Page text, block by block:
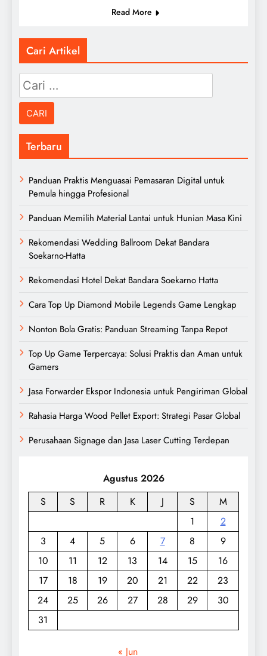
Read More
Cari Artikel
Cari
untuk:
Terbaru
Panduan Praktis Menguasai Pemasaran Digital untuk
Pemula hingga Profesional
Panduan Memilih Material Lantai untuk Hunian Masa Kini
Rekomendasi Wedding Ballroom Dekat Bandara
Soekarno-Hatta
Rekomendasi Hotel Dekat Bandara Soekarno Hatta
Cara Top Up Diamond Mobile Legends Game Lengkap
Nonton Bola Gratis: Panduan Streaming Tanpa Repot
Top Up Game Terpercaya: Solusi Praktis dan Aman untuk
Gamers
Jasa Forwarder Ekspor Indonesia untuk Pengiriman Global
Rahasia Harga Wood Pellet Export: Strategi Pasar Global
Perusahaan Signage dan Jasa Laser Cutting Terdepan
Agustus 2026
S
S R K J S
M
1
2
3
4 5 6 7 8
9
10
11 12 13 14 15
16
17
18 19 20 21 22
23
24
25 26 27 28 29
30
31
« Jun